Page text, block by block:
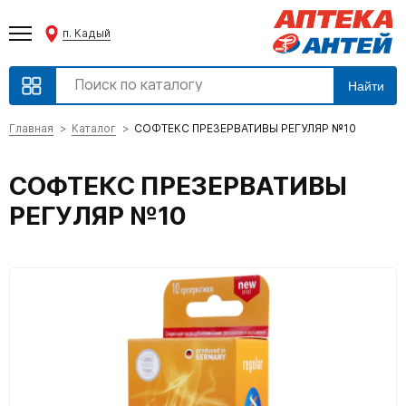
п. Кадый
Найти
Главная Каталог СОФТЕКС ПРЕЗЕРВАТИВЫ РЕГУЛЯР №10
СОФТЕКС ПРЕЗЕРВАТИВЫ
РЕГУЛЯР №10